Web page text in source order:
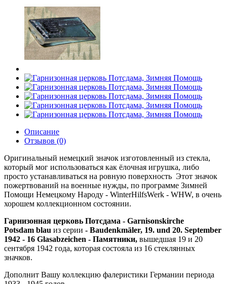
Описание
Отзывов (0)
Оригинальный немецкий значок изготовленный из стекла,
который мог использоваться как ёлочная игрушка, либо
просто устанавливаться на ровную поверхность Этот значок
пожертвований на военные нужды, по программе Зимней
Помощи Немецкому Народу - WinterHilfsWerk - WHW, в очень
хорошем коллекционном состоянии.
Гарнизонная церковь Потсдама - Garnisonskirche
Potsdam blau из серии - Baudenkmäler, 19. und 20. September
1942 - 16 Glasabzeichen - Памятники, вышедшая 19 и 20
сентября 1942 года, которая состояла из 16 стеклянных
значков.
Дополнит Вашу коллекцию фалеристики Германии периода